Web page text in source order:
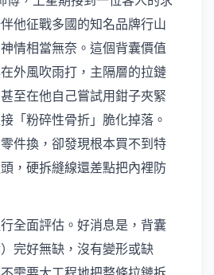
他征戰多國的知名品牌行山
情相當無奈。這個背囊價值
外風吹雨打，主隔層的拉鏈
至在他自己嘗試用鉗子夾緊
「粉碎性骨折」脆化掉落。
件換，卻發現根本買不到特
，硬拆縫線還差點把內裡防
全面評估。好消息是，背囊
完好無缺，沒有變形或缺